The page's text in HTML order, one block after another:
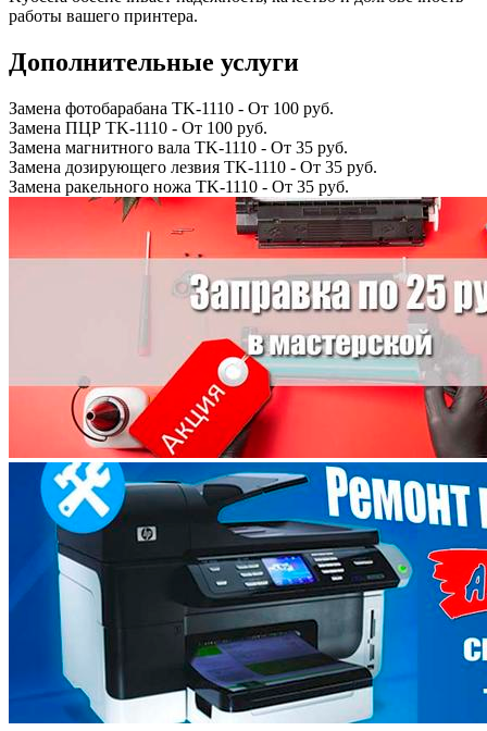
работы вашего принтера.
Дополнительные услуги
Замена фотобарабана TK-1110 - От 100 руб.
Замена ПЦР TK-1110 - От 100 руб.
Замена магнитного вала TK-1110 - От 35 руб.
Замена дозирующего лезвия TK-1110 - От 35 руб.
Замена ракельного ножа TK-1110 - От 35 руб.